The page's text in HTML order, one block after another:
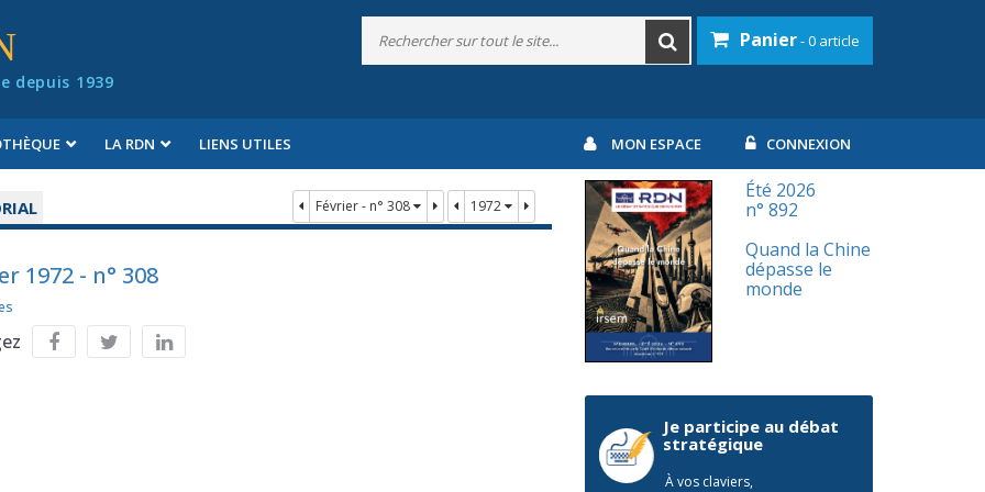
depuis 1939
Panier- 0 article
LA RDN LIENS UTILES MON ESPACE CONNEXION
Février - n° 308 1972
1972 - n° 308
Été 2026
n° 892
Quand la Chine
dépasse le
monde
Je participe au débat
stratégique
À vos claviers,